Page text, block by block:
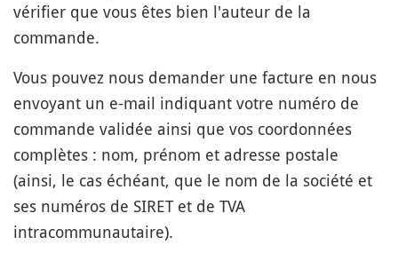
vérifier que vous êtes bien l'auteur de la
commande.
Vous pouvez nous demander une facture en nous
envoyant un e-mail indiquant votre numéro de
commande validée ainsi que vos coordonnées
complètes : nom, prénom et adresse postale
(ainsi, le cas échéant, que le nom de la société et
ses numéros de SIRET et de TVA
intracommunautaire).